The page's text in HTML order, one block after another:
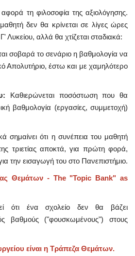
τη φιλοσοφία της αξιολόγησης.
δεν θα κρίνεται σε λίγες ώρες
Λυκείου, αλλά θα χτίζεται σταδιακά:
σοβαρά το σενάριο η βαθμολογία να
Απολυτήριο, έστω και με χαμηλότερο
Καθιερώνεται ποσόστωση που θα
βαθμολογία (εργασίες, συμμετοχή)
σημαίνει ότι η συνέπεια του μαθητή
τριετίας αποκτά, για πρώτη φορά,
την εισαγωγή του στο Πανεπιστήμιο.
Θεμάτων - The "Topic Bank" as
ότι ένα σχολείο δεν θα βάζει
βαθμούς ("φουσκωμένους") στους
είναι η Τράπεζα Θεμάτων.